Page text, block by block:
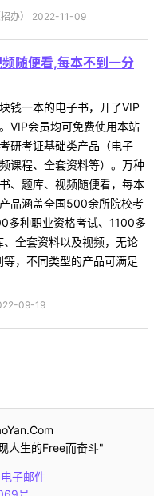
招办） 2022-11-09
随便看,每本不到一分
钱一本的电子书，开了VIP
VIP会员均可免费使用本站
研考证基础类产品（电子
课程、全套资料等）。万种
、题库、视频随便看，每本
品涵盖全国500余所院校考
多种职业资格考试、1100多
全套资料以及视频，无论
，不同类型的产品可满足
09-19
人生的Free而奋斗"
电子邮件